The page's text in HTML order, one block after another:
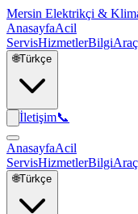
Mersin Elektrikçi &
AnasayfaAcil
ServisHizmetlerBilgi
🌐Türkçe
İletişim📞
AnasayfaAcil
ServisHizmetlerBilgi
🌐Türkçe